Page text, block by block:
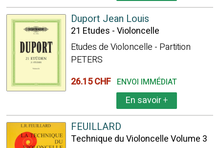
Duport Jean Louis
21 Etudes - Violoncelle
Etudes de Violoncelle - Partition
PETERS
26.15 CHF ENVOI IMMÉDIAT
En savoir+
FEUILLARD
Technique du Violoncelle Volume 3